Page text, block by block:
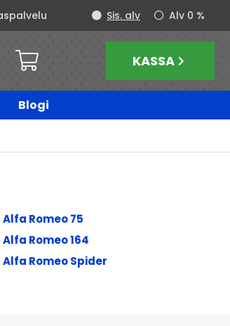
Alv 0 %
Sis. alv
KASSA
Blogi
Alfa Romeo 75
Alfa Romeo 164
Alfa Romeo Spider